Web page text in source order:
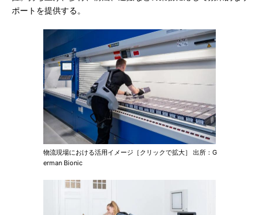
ポートを提供する。
物流現場における活用イメージ［クリックで拡大］ 出所：G
erman Bionic